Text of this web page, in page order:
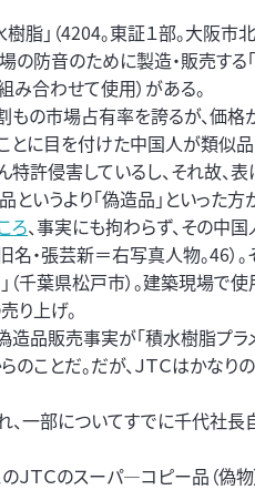
樹脂」（4204。東証１部。大阪
の防音のために製造・販売する
み合わせて使用）がある。
もの市場占有率を誇るが、価格
とに目を付けた中国人が類似品
特許侵害しているし、それ故、
というより「偽造品」といった方
ろ、事実にも拘わらず、その中
名・張芸新＝右写真人物。46）
（千葉県松戸市）。建築現場で
り上げ。
造品販売事実が「積水樹脂プラ
ことだ。だが、ＪＴＣはかな
一部についてすでに千代社長
ＪＴＣのスーパ―コピー品（偽